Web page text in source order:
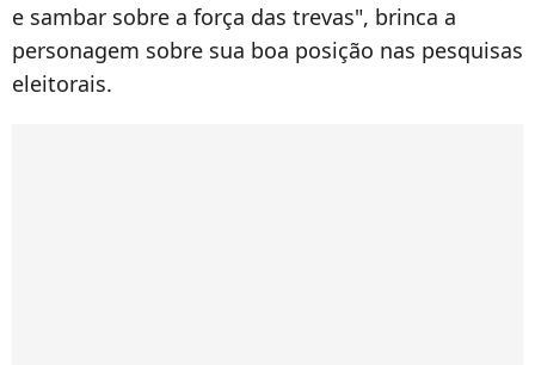
e sambar sobre a força das trevas", brinca a
personagem sobre sua boa posição nas pesquisas
eleitorais.